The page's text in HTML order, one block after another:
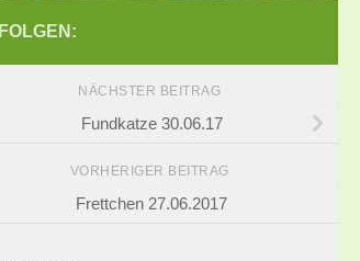
FOLGEN:
NÄCHSTER BEITRAG
Fundkatze 30.06.17
VORHERIGER BEITRAG
Frettchen 27.06.2017